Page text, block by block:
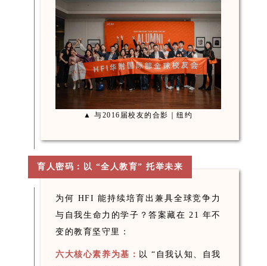
▲ 与2016届校友的合影｜纽约
育人密码：以 “全人教育” 托举未来
为何 HFI 能持续培育出兼具全球竞争力
与自我生命力的学子？答案藏在 21 年不
变的教育坚守里：
六大核心素养为基： 以 “自我认知、自我